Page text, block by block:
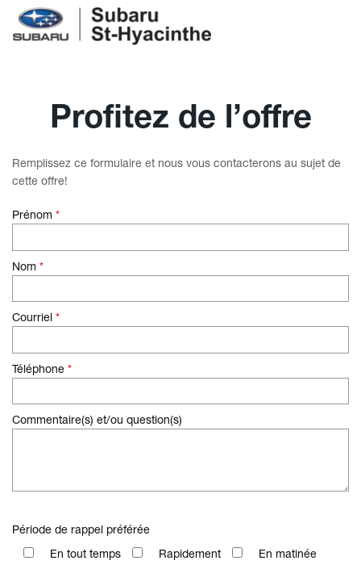
Profitez de l’offre
Remplissez ce formulaire et nous vous contacterons au sujet de
cette offre!
Prénom *
Nom *
Courriel *
Téléphone *
Commentaire(s) et/ou question(s)
Période de rappel préférée
En tout temps
Rapidement
En matinée